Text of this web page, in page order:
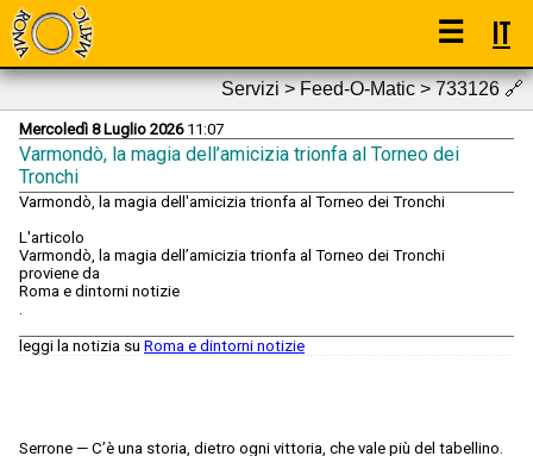
☰ IT
Servizi > Feed-O-Matic > 733126🔗
Mercoledì 8 Luglio 202611:07
Varmondò, la magia dell’amicizia trionfa al Torneo dei
Tronchi
Varmondò, la magia dell'amicizia trionfa al Torneo dei Tronchi
L'articolo
Varmondò, la magia dell’amicizia trionfa al Torneo dei Tronchi
proviene da
Roma e dintorni notizie
.
leggi la notizia su Roma e dintorni notizie
Serrone — C’è una storia, dietro ogni vittoria, che vale più del tabellino.